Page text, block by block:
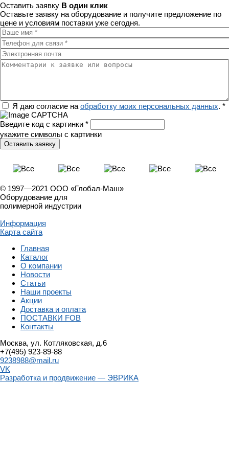
Оставить заявку В один клик
Оставьте заявку на оборудование и получите предложение по
цене и условиям поставки уже сегодня.
Ваше имя*
Телефон для связи
Электронная почта
Комментарии к заявке или вопросы
РегионЯ даю согласие на обработку моих персональных данных. *
Введите код с картинки *
укажите символы с картинки
© 1997—2021 ООО «Глобал-Маш»
Оборудование для
полимерной индустрии
Информация
Карта сайта
Главная
Каталог
О компании
Новости
Статьи
Наши проекты
Акции
Доставка и оплата
ПОСТАВКИ FOB
Контакты
Москва, ул. Котляковская, д.6
+7(495) 923-89-88
9238988@mail.ru
VK
Разработка и продвижение — ЭВРИКА